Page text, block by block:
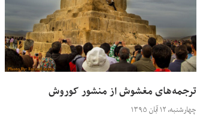
ترجمه‌های مغشوش از منشور کوروش
چهارشنبه، ۱۲ آبان ۱۳۹۵